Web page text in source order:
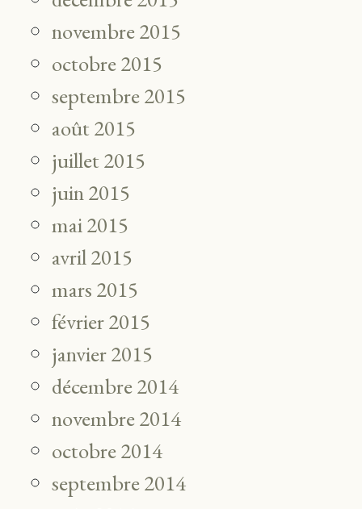
novembre 2015
octobre 2015
septembre 2015
août 2015
juillet 2015
juin 2015
mai 2015
avril 2015
mars 2015
février 2015
janvier 2015
décembre 2014
novembre 2014
octobre 2014
septembre 2014